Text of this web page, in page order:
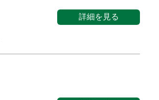
詳細を見る